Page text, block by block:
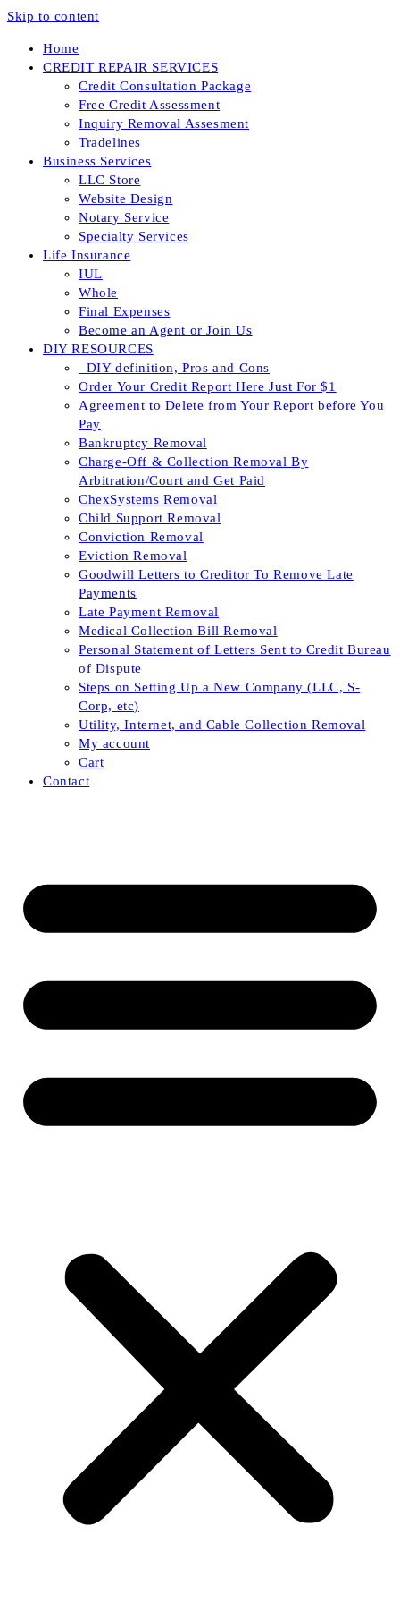
Skip to content
Home
CREDIT REPAIR SERVICES
Credit Consultation Package
Free Credit Assessment
Inquiry Removal Assesment
Tradelines
Business Services
LLC Store
Website Design
Notary Service
Specialty Services
Life Insurance
IUL
Whole
Final Expenses
Become an Agent or Join Us
DIY RESOURCES
_DIY definition, Pros and Cons
Order Your Credit Report Here Just For $1
Agreement to Delete from Your Report before You
Pay
Bankruptcy Removal
Charge-Off & Collection Removal By
Arbitration/Court and Get Paid
ChexSystems Removal
Child Support Removal
Conviction Removal
Eviction Removal
Goodwill Letters to Creditor To Remove Late
Payments
Late Payment Removal
Medical Collection Bill Removal
Personal Statement of Letters Sent to Credit Bureau
of Dispute
Steps on Setting Up a New Company (LLC, S-
Corp, etc)
Utility, Internet, and Cable Collection Removal
My account
Cart
Contact